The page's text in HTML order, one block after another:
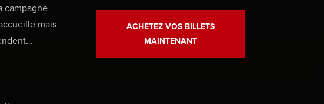
campagne
mais
ACHETEZ VOS BILLETS
MAINTENANT